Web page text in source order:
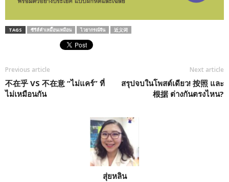
TAGS ซีรีส์คำเหมื๊อนเหมือน ไวยากรณ์จีน 近义词
Previous article
不在乎 VS 不在意 “ไม่แคร์” ที่
ไม่เหมือนกัน
Next article
สรุปจบในโพสต์เดียว! 按照 และ
根据 ต่างกันตรงไหน?
สุ่ยหลิน